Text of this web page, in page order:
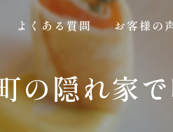
よくある質問 お客様の
の隠れ家